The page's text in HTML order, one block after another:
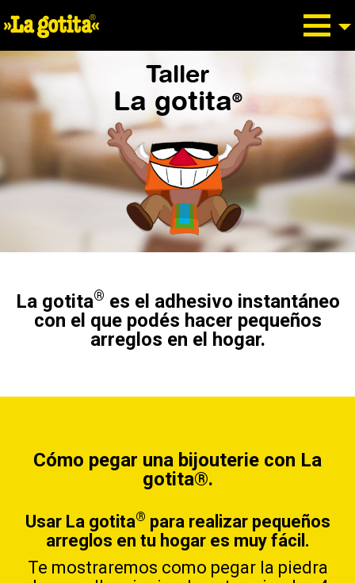
Taller
La gotita ®
La gotita® es el adhesivo instantáneo
con el que podés hacer pequeños
arreglos en el hogar.
Cómo pegar una bijouterie con La
gotita®.
Usar La gotita® para realizar pequeños
arreglos en tu hogar es muy fácil.
Te mostraremos como pegar la piedra